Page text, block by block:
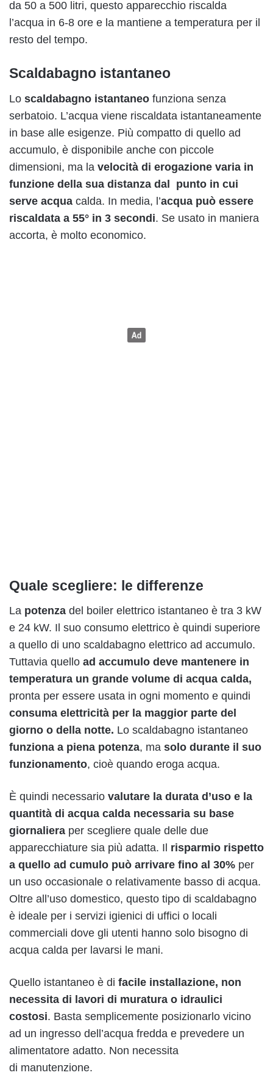
da 50 a 500 litri, questo apparecchio riscalda
l’acqua in 6-8 ore e la mantiene a temperatura per il
resto del tempo.
Scaldabagno istantaneo
Lo scaldabagno istantaneo funziona senza
serbatoio. L’acqua viene riscaldata istantaneamente
in base alle esigenze. Più compatto di quello ad
accumulo, è disponibile anche con piccole
dimensioni, ma la velocità di erogazione varia in
funzione della sua distanza dal punto in cui
serve acqua calda. In media, l’acqua può essere
riscaldata a 55° in 3 secondi. Se usato in maniera
accorta, è molto economico.
Quale scegliere: le differenze
La potenza del boiler elettrico istantaneo è tra 3 kW
e 24 kW. Il suo consumo elettrico è quindi superiore
a quello di uno scaldabagno elettrico ad accumulo.
Tuttavia quello ad accumulo deve mantenere in
temperatura un grande volume di acqua calda,
pronta per essere usata in ogni momento e quindi
consuma elettricità per la maggior parte del
giorno o della notte. Lo scaldabagno istantaneo
funziona a piena potenza, ma solo durante il suo
funzionamento, cioè quando eroga acqua.
È quindi necessario valutare la durata d’uso e la
quantità di acqua calda necessaria su base
giornaliera per scegliere quale delle due
apparecchiature sia più adatta. Il risparmio rispetto
a quello ad cumulo può arrivare fino al 30% per
un uso occasionale o relativamente basso di acqua.
Oltre all’uso domestico, questo tipo di scaldabagno
è ideale per i servizi igienici di uffici o locali
commerciali dove gli utenti hanno solo bisogno di
acqua calda per lavarsi le mani.
Quello istantaneo è di facile installazione, non
necessita di lavori di muratura o idraulici
costosi. Basta semplicemente posizionarlo vicino
ad un ingresso dell’acqua fredda e prevedere un
alimentatore adatto. Non necessita
di manutenzione.